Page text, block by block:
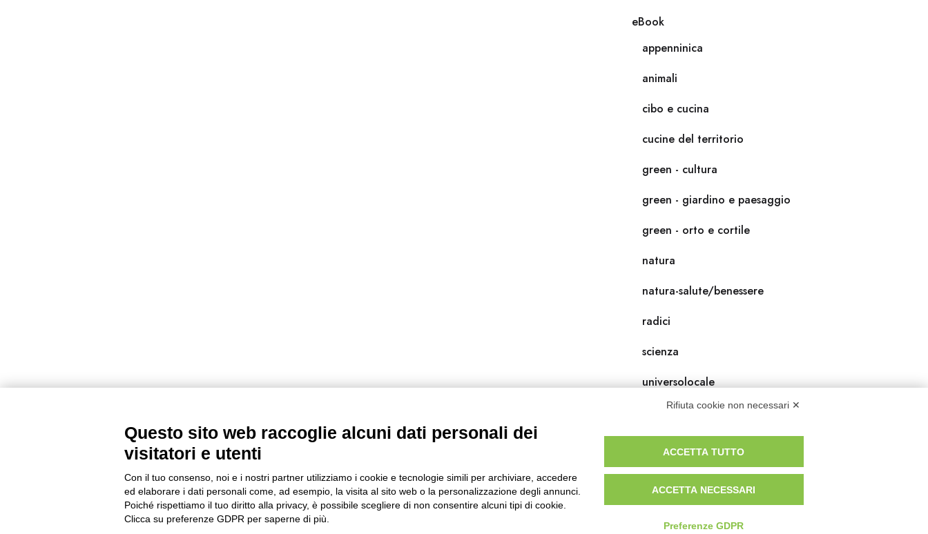
eBook
appenninica
animali
cibo e cucina
cucine del territorio
green - cultura
green - giardino e paesaggio
green - orto e cortile
natura
natura-salute/benessere
radici
scienza
universolocale
viedellaseta
Rifiuta cookie non necessari ✕
Questo sito web raccoglie alcuni dati personali dei
visitatori e utenti
Con il tuo consenso, noi e i nostri partner utilizziamo i cookie e tecnologie simili per archiviare, accedere
ed elaborare i dati personali come, ad esempio, la visita al sito web o la personalizzazione degli annunci.
Poiché rispettiamo il tuo diritto alla privacy, è possibile scegliere di non consentire alcuni tipi di cookie.
Clicca su preferenze GDPR per saperne di più.
ACCETTA TUTTO
ACCETTA NECESSARI
Preferenze GDPR